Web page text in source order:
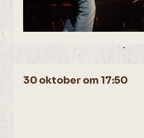
30 oktober om 17:50